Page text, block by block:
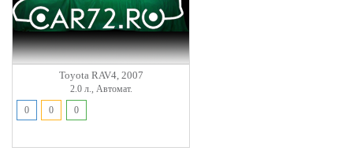
Toyota RAV4, 2007
2.0 л., Автомат.
0
0 0